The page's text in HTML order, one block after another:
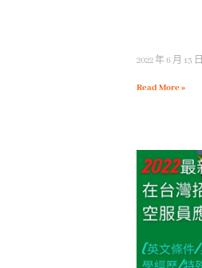
2022 年 6 月 13 日
Read More »